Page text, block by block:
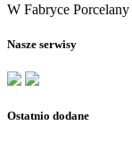
W Fabryce
Nasze serwisy
Ostatnio dodane